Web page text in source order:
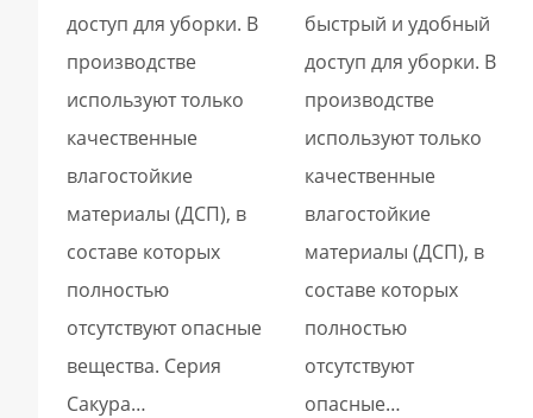
доступ для уборки. В
производстве
используют только
качественные
влагостойкие
материалы (ДСП), в
составе которых
полностью
отсутствуют опасные
вещества. Серия
Сакура…
быстрый и удобный
доступ для уборки. В
производстве
используют только
качественные
влагостойкие
материалы (ДСП), в
составе которых
полностью
отсутствуют
опасные…